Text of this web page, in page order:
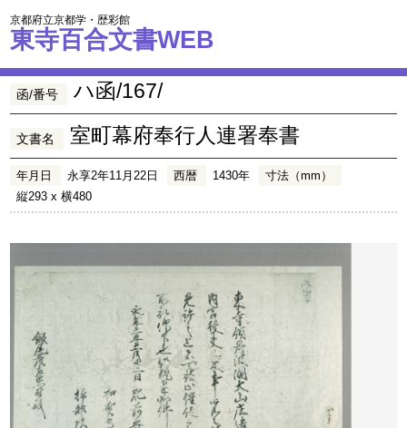
京都府立京都学・歴彩館
東寺百合文書WEB
函/番号 ハ函/167/
文書名 室町幕府奉行人連署奉書
年月日 永享2年11月22日 西暦 1430年
寸法（mm）
縦293 x 横480